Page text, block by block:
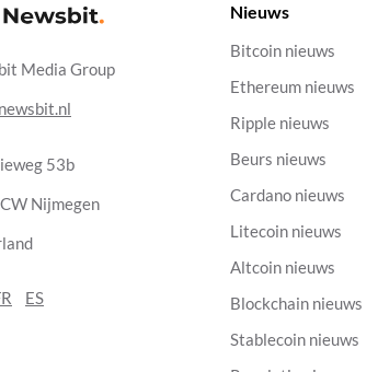
Media Group
53b
Nijmegen
ES
Nieuws
Bitcoin nieuws
Ethereum nieuws
Ripple nieuws
Beurs nieuws
Cardano nieuws
Litecoin nieuws
Altcoin nieuws
Blockchain nieuws
Stablecoin nieuws